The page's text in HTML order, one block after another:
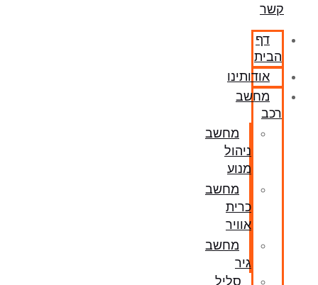
קשר
דף
הבית
אודותינו
מחשב
רכב
מחשב
ניהול
מנוע
מחשב
כרית
אוויר
מחשב
גיר
סליל